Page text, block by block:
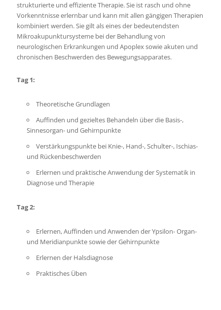
strukturierte und effiziente Therapie. Sie ist rasch und ohne
Vorkenntnisse erlernbar und kann mit allen gängigen Therapien
kombiniert werden. Sie gilt als eines der bedeutendsten
Mikroakupunktursysteme bei der Behandlung von
neurologischen Erkrankungen und Apoplex sowie akuten und
chronischen Beschwerden des Bewegungsapparates.
Tag 1:
Theoretische Grundlagen
Auffinden und gezieltes Behandeln über die Basis-,
Sinnesorgan- und Gehirnpunkte
Verstärkungspunkte bei Knie-, Hand-, Schulter-, Ischias-
und Rückenbeschwerden
Erlernen und praktische Anwendung der Systematik in
Diagnose und Therapie
Tag 2:
Erlernen, Auffinden und Anwenden der Ypsilon- Organ-
und Meridianpunkte sowie der Gehirnpunkte
Erlernen der Halsdiagnose
Praktisches Üben